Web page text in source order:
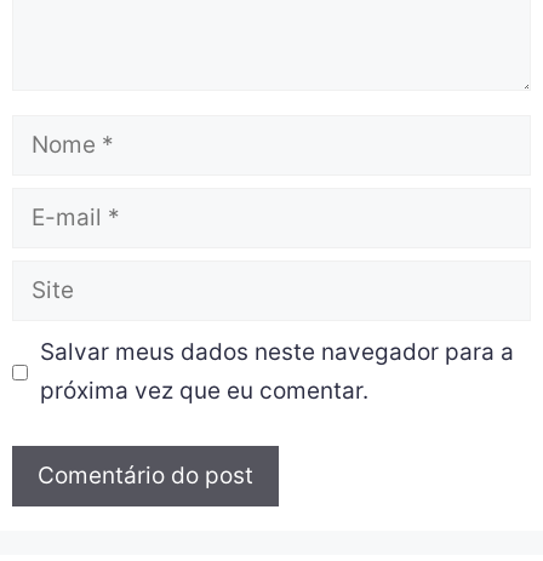
Salvar meus dados neste navegador para a
próxima vez que eu comentar.